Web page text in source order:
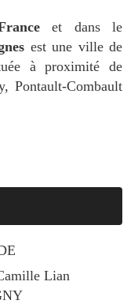
et dans le
est une ville de
à proximité de
Pontault-Combault
Lian